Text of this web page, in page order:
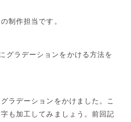
制作担当です。
ラデーションをかける方法を
ラデーションをかけました。こ
も加工してみましょう。前回記